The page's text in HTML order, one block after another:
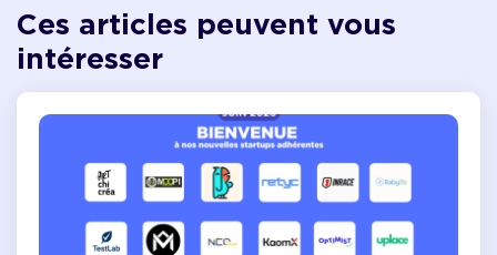
Ces articles peuvent vous
intéresser